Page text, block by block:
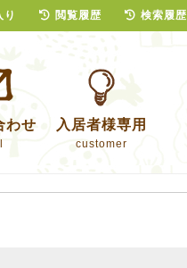
わせ 入居者様専用
customer
り 閲覧履歴 検索履歴